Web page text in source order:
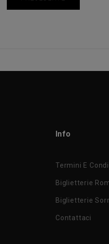
Info
Termini E
Biglietterie
Biglietterie
Contattaci